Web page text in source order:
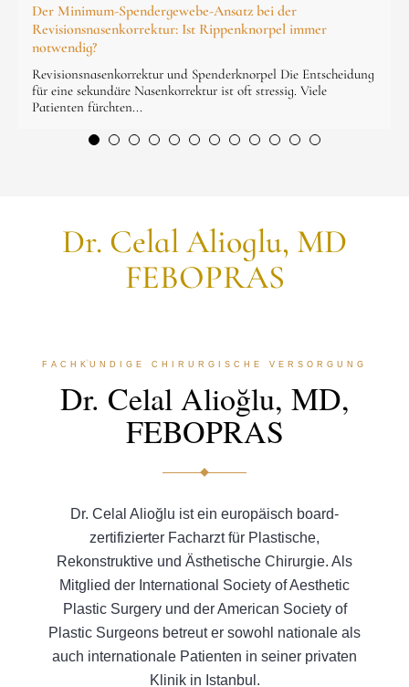
Der Minimum-Spendergewebe-Ansatz bei der
Revisionsnasenkorrektur: Ist Rippenknorpel immer
notwendig?
Revisionsnasenkorrektur und Spenderknorpel Die Entscheidung
für eine sekundäre Nasenkorrektur ist oft stressig. Viele
Patienten fürchten...
Dr. Celal Alioglu, MD
FEBOPRAS
FACHKUNDIGE CHIRURGISCHE VERSORGUNG
Dr. Celal Alioğlu, MD,
FEBOPRAS
Dr. Celal Alioğlu ist ein europäisch board-
zertifizierter Facharzt für Plastische,
Rekonstruktive und Ästhetische Chirurgie. Als
Mitglied der International Society of Aesthetic
Plastic Surgery und der American Society of
Plastic Surgeons betreut er sowohl nationale als
auch internationale Patienten in seiner privaten
Klinik in Istanbul.